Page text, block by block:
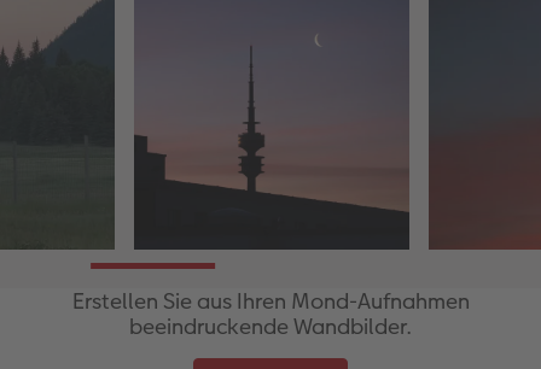
Erstellen Sie aus Ihren Mond-Aufnahmen
beeindruckende Wandbilder.